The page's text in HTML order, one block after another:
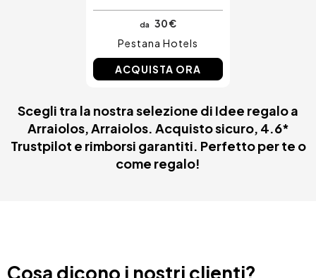
da 30 €
Pestana Hotels
ACQUISTA ORA
Scegli tra la nostra selezione di Idee regalo a
Arraiolos, Arraiolos. Acquisto sicuro, 4.6*
Trustpilot e rimborsi garantiti. Perfetto per te o
come regalo!
Cosa dicono i nostri clienti?